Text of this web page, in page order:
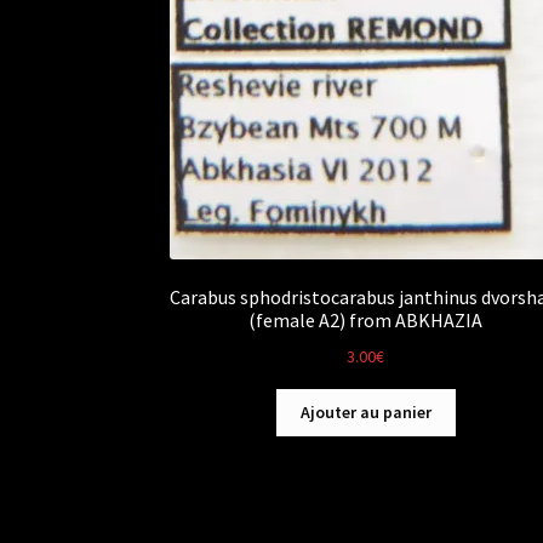
Carabus sphodristocarabus janthinus
(female A2) from ABKHAZIA
3.00€
Ajouter au panier